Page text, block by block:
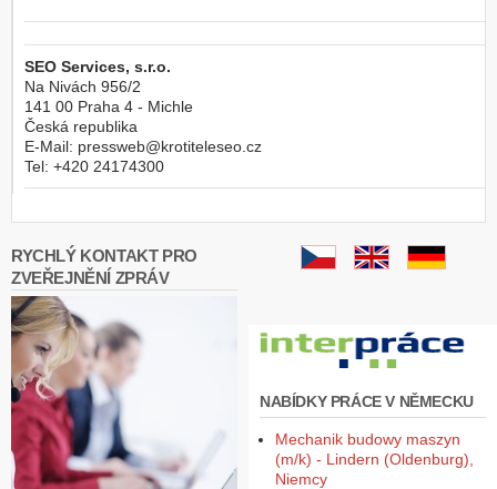
SEO Services, s.r.o.
Na Nivách 956/2
141 00 Praha 4 - Michle
Česká republika
E-Mail: pressweb@krotiteleseo.cz
Tel: +420 24174300
RYCHLÝ KONTAKT PRO
ZVEŘEJNĚNÍ ZPRÁV
NABÍDKY PRÁCE V NĚMECKU
Mechanik budowy maszyn
(m/k) - Lindern (Oldenburg),
Niemcy